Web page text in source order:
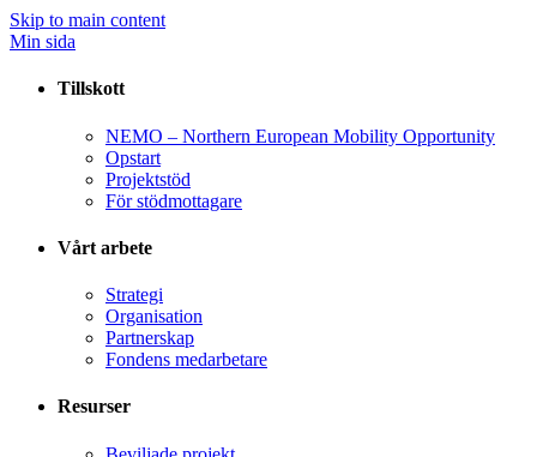
Skip to main content
Min sida
Tillskott
NEMO – Northern European Mobility Opportunity
Opstart
Projektstöd
För stödmottagare
Vårt arbete
Strategi
Organisation
Partnerskap
Fondens medarbetare
Resurser